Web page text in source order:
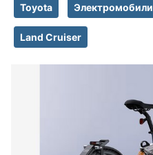
Toyota Электромобили
Land Cruiser